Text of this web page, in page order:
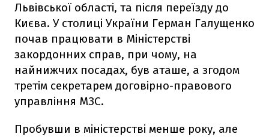
Львівської області, та після переїзду до
Києва. У столиці України Герман Галущенко
почав працювати в Міністерстві
закордонних справ, при чому, на
найнижчих посадах, був аташе, а згодом
третім секретарем договірно-правового
управління МЗС.
Пробувши в міністерстві менше року, але